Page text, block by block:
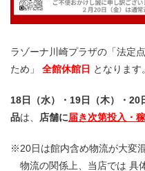
ラゾーナ川崎プラザの「法定
ため」
全館休館日 となります。
18日（水）・19日（木）・20
品は、 店舗に届き次第投入・
※20日は館内含め物流が大変
物流の関係上、当店では 具